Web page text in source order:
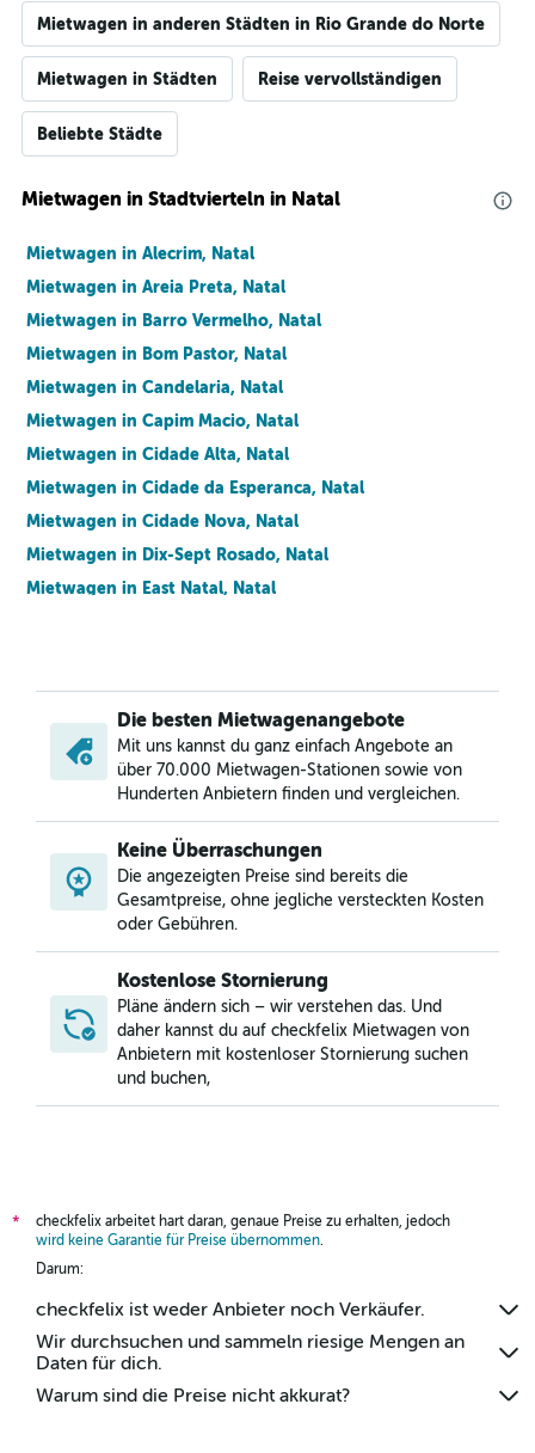
Mietwagen in anderen Städten in Rio Grande do Norte
Mietwagen in Städten Reise vervollständigen
Beliebte Städte
Mietwagen in Stadtvierteln in Natal
Mietwagen in Alecrim, Natal
Mietwagen in Areia Preta, Natal
Mietwagen in Barro Vermelho, Natal
Mietwagen in Bom Pastor, Natal
Mietwagen in Candelaria, Natal
Mietwagen in Capim Macio, Natal
Mietwagen in Cidade Alta, Natal
Mietwagen in Cidade da Esperanca, Natal
Mietwagen in Cidade Nova, Natal
Mietwagen in Dix-Sept Rosado, Natal
Mietwagen in East Natal, Natal
Mietwagen in Igapo, Natal
Mietwagen in Lagoa Azul, Natal
Mietwagen in Lagoa Nova, Natal
Mietwagen in Lagoa Seca, Natal
Mietwagen in Mae Luiza, Natal
Mietwagen in Neopolis, Natal
Mietwagen in Nordeste, Natal
Die besten Mietwagenangebote
Mit uns kannst du ganz einfach Angebote an
über 70.000 Mietwagen-Stationen sowie von
Hunderten Anbietern finden und vergleichen.
Keine Überraschungen
Die angezeigten Preise sind bereits die
Gesamtpreise, ohne jegliche versteckten Kosten
oder Gebühren.
Kostenlose Stornierung
Pläne ändern sich – wir verstehen das. Und
daher kannst du auf checkfelix Mietwagen von
Anbietern mit kostenloser Stornierung suchen
und buchen,
*
checkfelix arbeitet hart daran, genaue Preise zu erhalten, jedoch
wird keine Garantie für Preise übernommen.
Darum:
checkfelix ist weder Anbieter noch Verkäufer.
Wir durchsuchen und sammeln riesige Mengen an
Daten für dich.
Warum sind die Preise nicht akkurat?